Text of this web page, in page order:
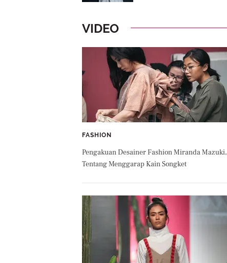
VIDEO
FASHION
Pengakuan Desainer Fashion Miranda Mazuki,
Tentang Menggarap Kain Songket